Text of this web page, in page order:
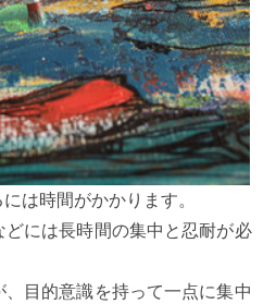
は時間がかかります。
には長時間の集中と忍耐が必
目的意識を持って一点に集中